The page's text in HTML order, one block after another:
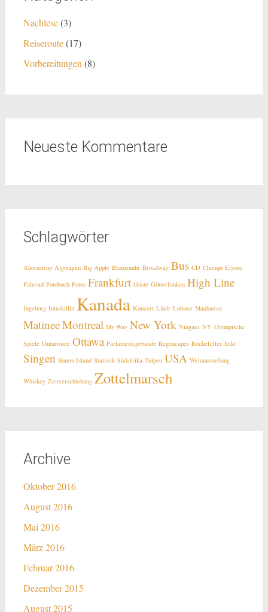
Nachlese(3)
Reiseroute(17)
Vorbereitungen (8)
Neueste Kommentare
Schlagwörter
Ahornsirup Algonquin Big Apple Blumenuhr Broadway Bus CD Champs Elysee
Fahrrad Fotobuch Fotos Frankfurt Gäste Götterfunken High Line
Ingeborg Inniskillin Kanada Konzert Likör Lobster Manhattan
MatineeMontreal My Way New York Niagara NY Olympische
Spiele Ontariosee Ottawa Parlamentsgebäude Regencapes Rockefeller Sekt
Singen Staten Island Statistik Südafrika Tulpen USA Weltausstellung
Whiskey Zeitverschiebung Zottelmarsch
Archive
Oktober 2016
August 2016
Mai 2016
März 2016
Februar 2016
Dezember 2015
August 2015